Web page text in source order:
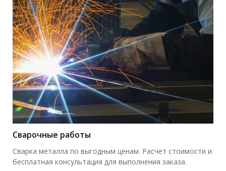
Сварочные работы
Сварка металла по выгодным ценам. Расчет стоимости и
бесплатная консультация для выполнения заказа.